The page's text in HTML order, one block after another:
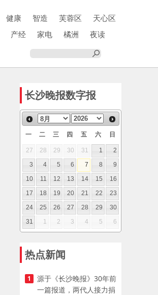
健康 智造 芙蓉区
天心区
产经 家电 橘洲
夜读
长沙晚报数字报
一 二 三 四 五 六 日
27 28 29 30 31 1
2
3
4 5 6 7 8
9
10
11 12 13 14 15
16
17
18 19 20 21 22
23
24
25 26 27 28 29
30
31
1 2 3 4 5 6
热点新闻
1
源于《长沙晚报》30年前
一篇报道，两代人接力捐